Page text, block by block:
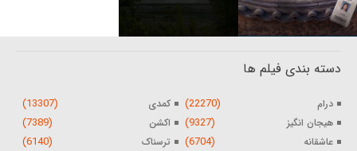
دسته بندی فیلم ها
درام (22270) کمدی (13307)
هیجان انگیز (9327) اکشن (7389)
عاشقانه (6704) ترسناک (6140)